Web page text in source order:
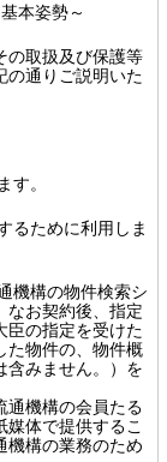
本姿勢～
の取扱及び保護等
の通りご説明いた
す。
るために利用しま
機構の物件検索シ
なお契約後、指定
臣の指定を受けた
た物件の、物件概
含みません。）を
通機構の会員たる
体で提供するこ
機構の業務のため